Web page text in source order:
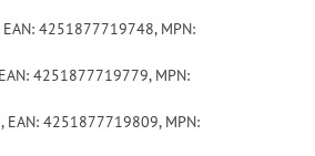
4251877719748, MPN:
4251877719779, MPN:
EAN: 4251877719809, MPN: